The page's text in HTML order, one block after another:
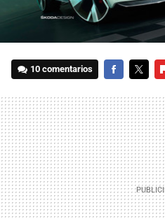
10 comentarios